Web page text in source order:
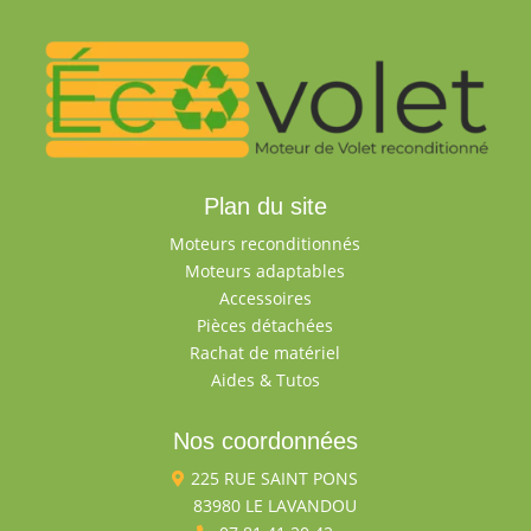
Plan du site
Moteurs reconditionnés
Moteurs adaptables
Accessoires
Pièces détachées
Rachat de matériel
Aides & Tutos
Nos coordonnées
 225 RUE SAINT PONS
83980 LE LAVANDOU